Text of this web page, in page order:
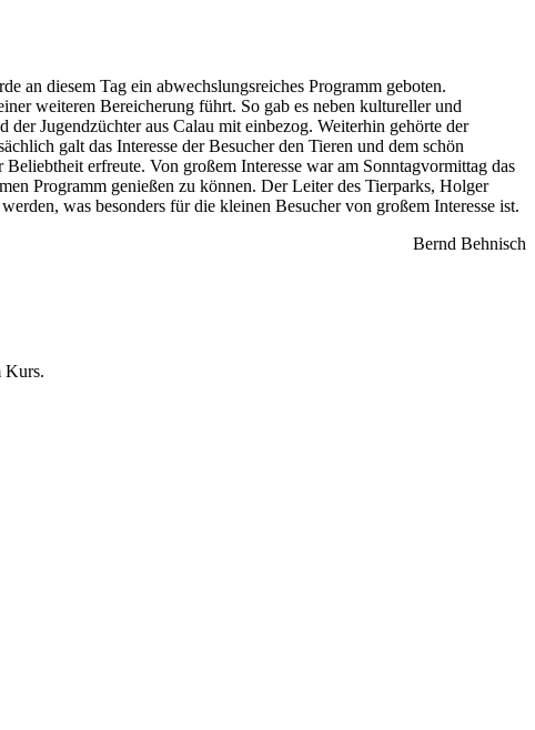
an diesem Tag ein abwechslungsreiches Programm geboten.
weiteren Bereicherung führt. So gab es neben kultureller und
Jugendzüchter aus Calau mit einbezog. Weiterhin gehörte der
galt das Interesse der Besucher den Tieren und dem schön
erfreute. Von großem Interesse war am Sonntagvormittag das
Programm genießen zu können. Der Leiter des Tierparks, Holger
was besonders für die kleinen Besucher von großem Interesse ist.
Bernd Behnisch
Kurs.